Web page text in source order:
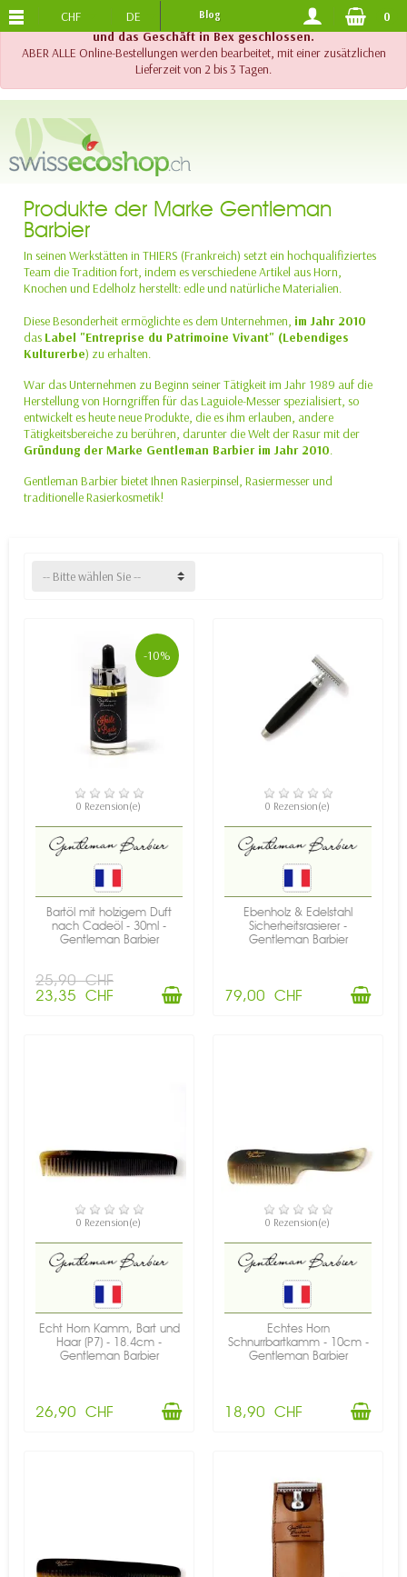
!! Wichtig !! Bis am 20. August 2026 sind der Telefonsupport
und das Geschäft in Bex geschlossen.
ABER ALLE Online-Bestellungen werden bearbeitet, mit einer zusätzlichen
Lieferzeit von 2 bis 3 Tagen.
KOSTENLOSER VERSAND AB 120.-
CHF DE Blog 0
Produkte der Marke Gentleman
Barbier
In seinen Werkstätten in THIERS (Frankreich) setzt ein hochqualifiziertes
Team die Tradition fort, indem es verschiedene Artikel aus Horn,
Knochen und Edelholz herstellt: edle und natürliche Materialien.
Diese Besonderheit ermöglichte es dem Unternehmen, im Jahr 2010
das Label "Entreprise du Patrimoine Vivant" (Lebendiges
Kulturerbe) zu erhalten.
War das Unternehmen zu Beginn seiner Tätigkeit im Jahr 1989 auf die
Herstellung von Horngriffen für das Laguiole-Messer spezialisiert, so
entwickelt es heute neue Produkte, die es ihm erlauben, andere
Tätigkeitsbereiche zu berühren, darunter die Welt der Rasur mit der
Gründung der Marke Gentleman Barbier im Jahr 2010.
Gentleman Barbier bietet Ihnen Rasierpinsel, Rasiermesser und
traditionelle Rasierkosmetik!
-- Bitte wählen Sie --
-10%
VERFÜGBAR
0 Rezension(e)
Bartöl mit holzigem Duft
nach Cadeöl - 30ml -
Gentleman Barbier
25,90 CHF
23,35 CHF
VERFÜGBAR
0 Rezension(e)
Ebenholz & Edelstahl
Sicherheitsrasierer -
Gentleman Barbier
79,00 CHF
VERFÜGBAR
0 Rezension(e)
Echt Horn Kamm, Bart und
Haar (P7) - 18.4cm -
Gentleman Barbier
26,90 CHF
VERFÜGBAR
0 Rezension(e)
Echtes Horn
Schnurrbartkamm - 10cm -
Gentleman Barbier
18,90 CHF